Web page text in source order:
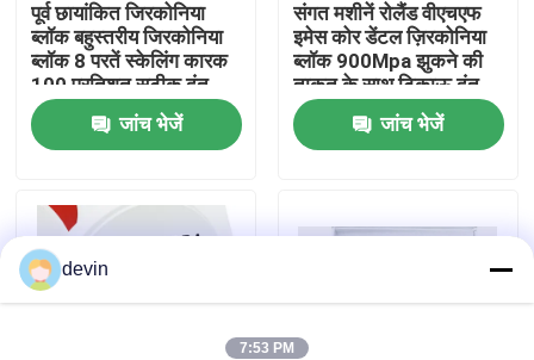
कारखाने का दौरा
गुणवत्ता नियंत्रण
समाचार
पूर्व छायांकित जिरकोनिया
ब्लॉक बहुस्तरीय जिरकोनिया
ब्लॉक 8 परतें स्केलिंग कारक
100 प्रतिशत सटीक दंत
बहाली सामग्री
जांच भेजें
संगत मशीनें रोलैंड वीएचएफ
इमेस कोर डेंटल ज़िरकोनिया
ब्लॉक 900Mpa झुकने की
ताकत के साथ टिकाऊ दंत
अनुप्रयोगों के लिए उपयुक्त
जांच भेजें
devin
7:53 PM